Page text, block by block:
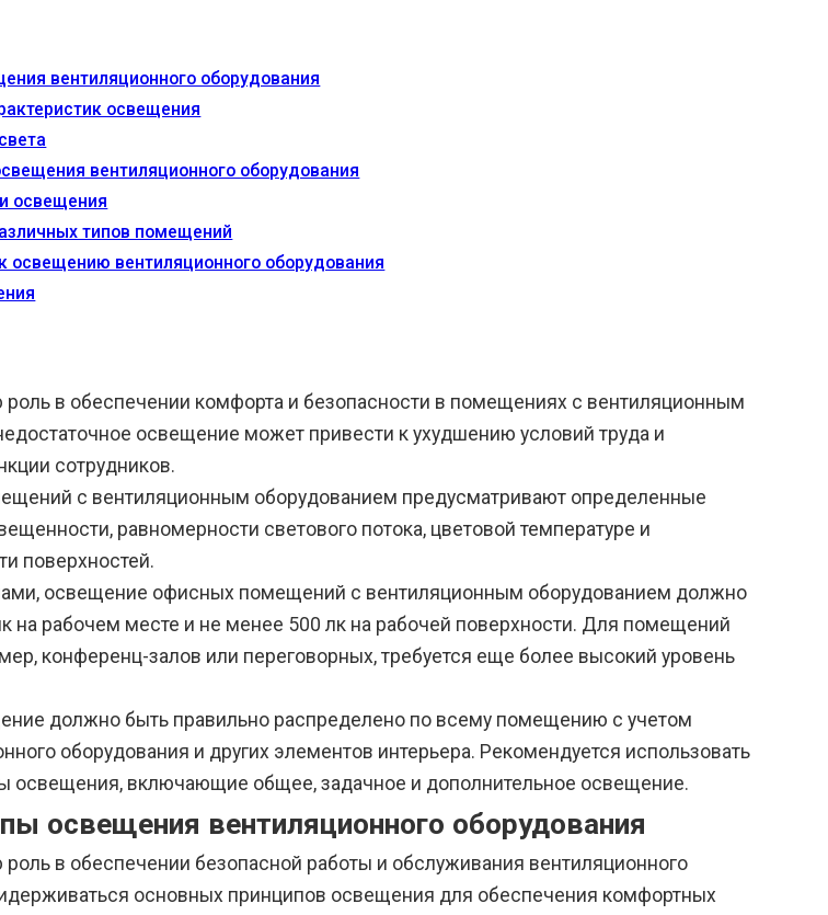
вентиляционного оборудования
освещения
вентиляционного оборудования
освещения
типов помещений
освещению вентиляционного оборудования
в обеспечении комфорта и безопасности в помещениях с вентиляционным
освещение может привести к ухудшению условий труда и
сотрудников.
с вентиляционным оборудованием предусматривают определенные
равномерности светового потока, цветовой температуре и
поверхностей.
освещение офисных помещений с вентиляционным оборудованием должно
на рабочем месте и не менее 500 лк на рабочей поверхности. Для помещений
конференц-залов или переговорных, требуется еще более высокий уровень
должно быть правильно распределено по всему помещению с учетом
оборудования и других элементов интерьера. Рекомендуется использовать
освещения, включающие общее, задачное и дополнительное освещение.
освещения вентиляционного оборудования
в обеспечении безопасной работы и обслуживания вентиляционного
основных принципов освещения для обеспечения комфортных